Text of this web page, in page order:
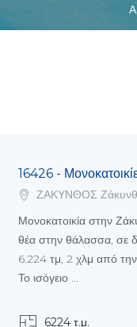
16426 -
ΖΑΚΥΝΘΟΣ
Μονοκατοικία στην
θέα στην θάλασσα, σε
6.224 τμ, 2 χλμ από
Το ισόγειο ...
6224 τ.μ.